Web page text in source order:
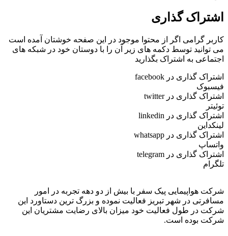
اشتراک گذاری
کاربر گرامی اگر از محتوا موجود در این صفحه خوشتان آمده است
می توانید توسط دکمه های زیر آن را با دوستان خود در شبکه های
اجتماعی به اشتراک بگذارید
اشتراک گذاری در facebook
فیسبوک
اشتراک گذاری در twitter
توئیتر
اشتراک گذاری در linkedin
لینکداین
اشتراک گذاری در whatsapp
واتساپ
اشتراک گذاری در telegram
تلگرام
شرکت هواپیمایی پیک سفر با بیش از دو دهه تجربه در امور
مسافرتی در شهر تبریز فعالیت نموده و بزرگ ترین دستاورد این
شرکت در طول فعالیت خود میزان بالای رضایت مشتریان این
شرکت بوده است.